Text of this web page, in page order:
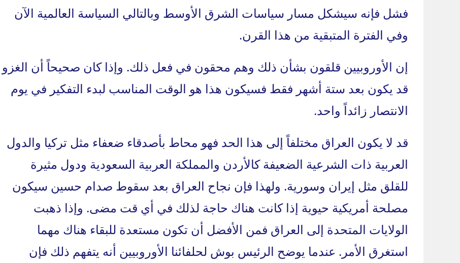
فشل فإنه سيشكل مسار سياسات الشرق الأوسط وبالتالي السياسة العالمية الآن
وفي الفترة المتبقية من هذا القرن.
إن الأوروبيين قلقون بشأن ذلك وهم محقون في فعل ذلك. وإذا كان صحيحاً أن الغزو
قد يكون بعد ستة أشهر فقط فسيكون هذا هو الوقت المناسب لبدء التفكير في يوم
الانتصار زائداً واحد.
قد لا يكون العراق مختلفاً إلى هذا الحد فهو محاط بأصدقاء ضعفاء مثل تركيا والدول
العربية ذات الشرعية الضعيفة كالأردن والمملكة العربية السعودية ودول مثيرة
للقلق مثل إيران وسورية. ولهذا فإن نجاح العراق بعد سقوط صدام حسين سيكون
مصلحة أمريكية حيوية إذا كانت هناك حاجة لذلك في أي قت مضى. وإذا ذهبت
الولايات المتحدة إلى العراق فمن الأفضل أن تكون مستعدة للبقاء هناك مهما
استغرق الأمر. عندما يوضح الرئيس بوش لحلفائنا الأوروبيين أنه يتفهم ذلك فإن